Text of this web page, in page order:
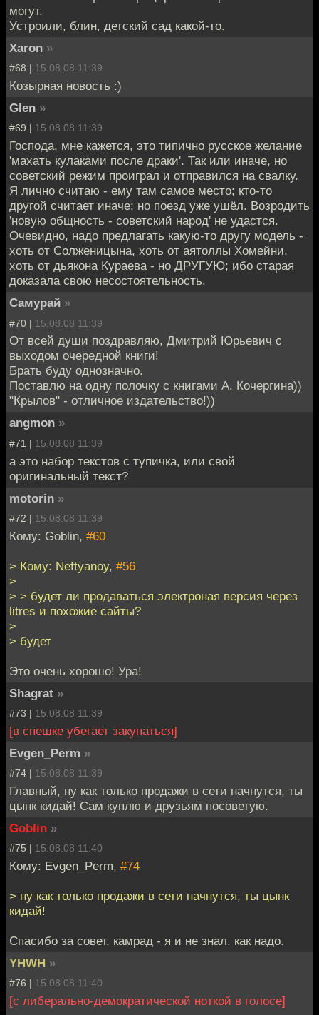
могут.
Устроили, блин, детский сад какой-то.
Xaron »
#68 | 15.08.08 11:39
Козырная новость :)
Glen »
#69 | 15.08.08 11:39
Господа, мне кажется, это типично русское желание
'махать кулаками после драки'. Так или иначе, но
советский режим проиграл и отправился на свалку.
Я лично считаю - ему там самое место; кто-то
другой считает иначе; но поезд уже ушёл. Возродить
'новую общность - советский народ' не удастся.
Очевидно, надо предлагать какую-то другу модель -
хоть от Солженицына, хоть от аятоллы Хомейни,
хоть от дьякона Кураева - но ДРУГУЮ; ибо старая
доказала свою несостоятельность.
Самурай »
#70 | 15.08.08 11:39
От всей души поздравляю, Дмитрий Юрьевич с
выходом очередной книги!
Брать буду однозначно.
Поставлю на одну полочку с книгами А. Кочергина))
"Крылов" - отличное издательство!))
angmon »
#71 | 15.08.08 11:39
а это набор текстов с тупичка, или свой
оригинальный текст?
motorin »
#72 | 15.08.08 11:39
Кому: Goblin, #60
> Кому: Neftyanoy, #56
>
> > будет ли продаваться электроная версия через
litres и похожие сайты?
>
> будет
Это очень хорошо! Ура!
Shagrat »
#73 | 15.08.08 11:39
[в спешке убегает закупаться]
Evgen_Perm »
#74 | 15.08.08 11:39
Главный, ну как только продажи в сети начнутся, ты
цынк кидай! Сам куплю и друзьям посоветую.
Goblin »
#75 | 15.08.08 11:40
Кому: Evgen_Perm, #74
> ну как только продажи в сети начнутся, ты цынк
кидай!
Спасибо за совет, камрад - я и не знал, как надо.
YHWH »
#76 | 15.08.08 11:40
[с либерально-демократической ноткой в голосе]